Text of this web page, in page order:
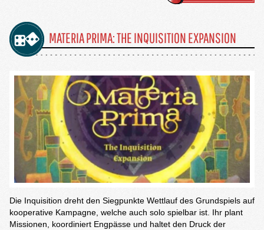
MATERIA PRIMA: THE INQUISITION EXPANSION
Die Inquisition dreht den Siegpunkte Wettlauf des Grundspiels auf
kooperative Kampagne, welche auch solo spielbar ist. Ihr plant
Missionen, koordiniert Engpässe und haltet den Druck der